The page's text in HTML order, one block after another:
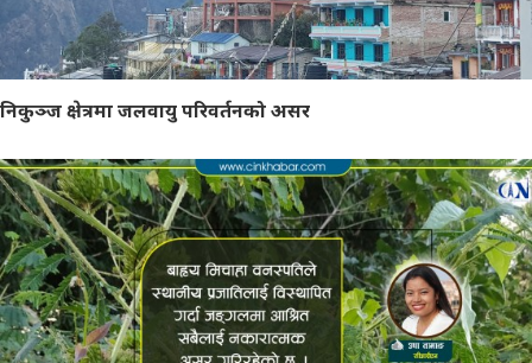
निकुञ्ज क्षेत्रमा जलवायु परिवर्तनको असर